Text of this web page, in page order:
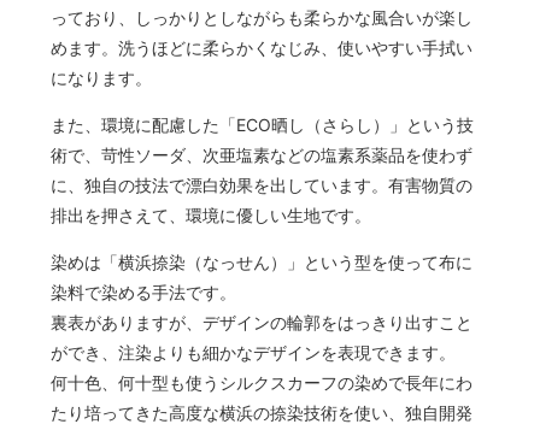
っており、しっかりとしながらも柔らかな風合いが楽し
めます。洗うほどに柔らかくなじみ、使いやすい手拭い
になります。
また、環境に配慮した「ECO晒し（さらし）」という技
術で、苛性ソーダ、次亜塩素などの塩素系薬品を使わず
に、独自の技法で漂白効果を出しています。有害物質の
排出を押さえて、環境に優しい生地です。
染めは「横浜捺染（なっせん）」という型を使って布に
染料で染める手法です。
裏表がありますが、デザインの輪郭をはっきり出すこと
ができ、注染よりも細かなデザインを表現できます。
何十色、何十型も使うシルクスカーフの染めで長年にわ
たり培ってきた高度な横浜の捺染技術を使い、独自開発